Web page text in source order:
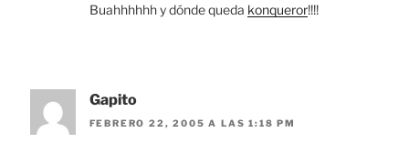
Buahhhhhh y dónde queda konqueror!!!!
Gapito
FEBRERO 22, 2005 A LAS 1:18 PM